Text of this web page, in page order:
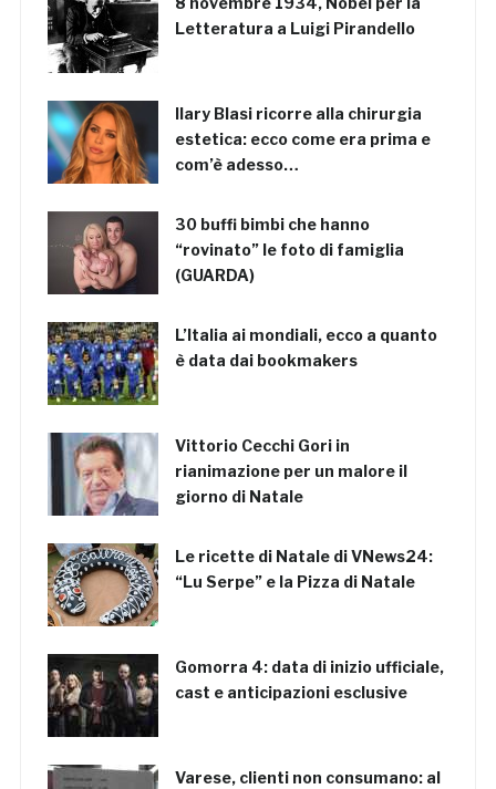
Letteratura a Luigi Pirandello
Ilary Blasi ricorre alla chirurgia
estetica: ecco come era prima e
com’è adesso…
30 buffi bimbi che hanno
“rovinato” le foto di famiglia
(GUARDA)
L’Italia ai mondiali, ecco a quanto
è data dai bookmakers
Vittorio Cecchi Gori in
rianimazione per un malore il
giorno di Natale
Le ricette di Natale di VNews24:
“Lu Serpe” e la Pizza di Natale
Gomorra 4: data di inizio ufficiale,
cast e anticipazioni esclusive
Varese, clienti non consumano: al